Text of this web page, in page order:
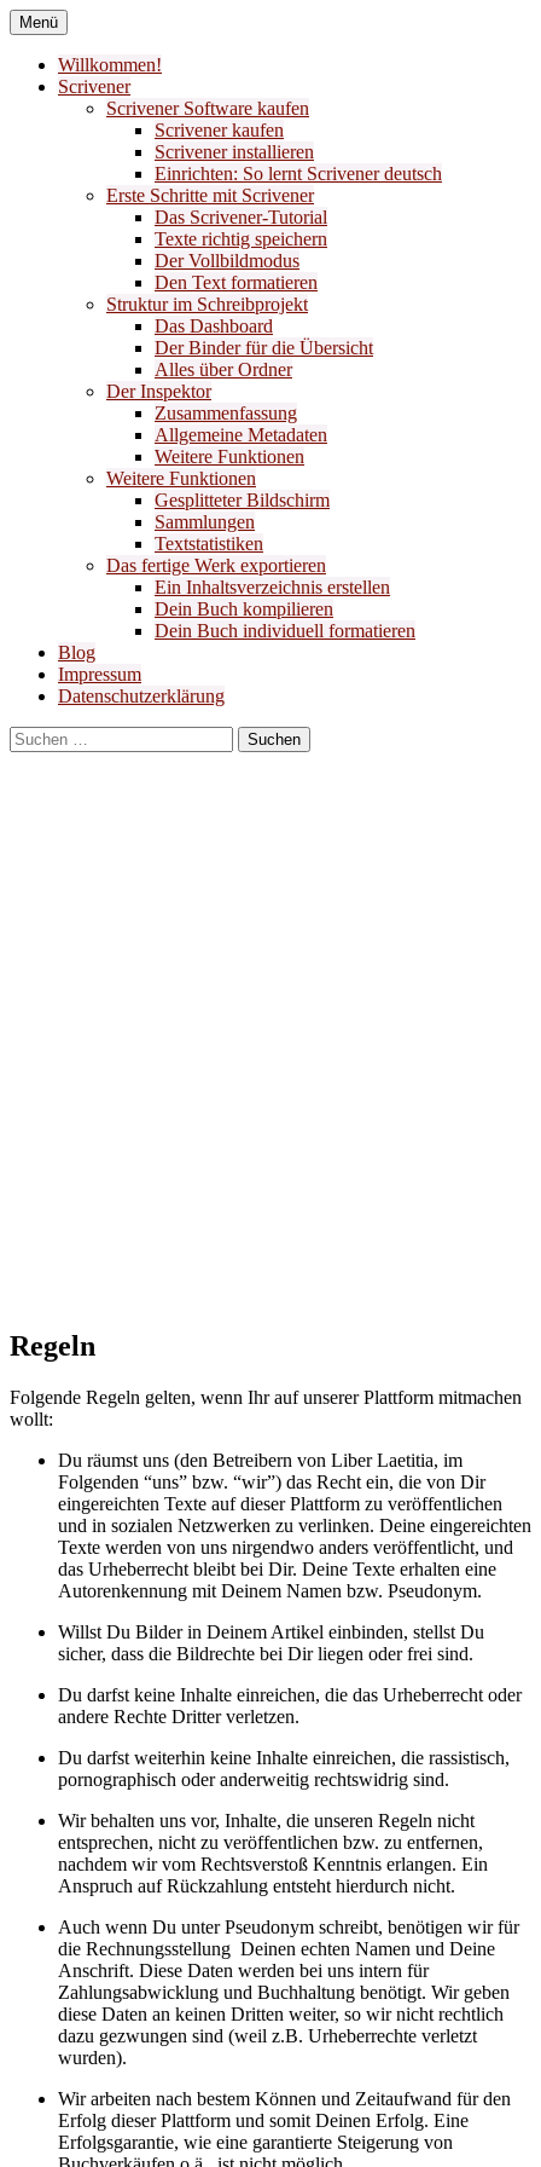
Zum
Inhalt
springen
Liber Laetitia
Buchempfehlungen
Menü
Willkommen!
Scrivener
Scrivener Software kaufen
Scrivener kaufen
Scrivener installieren
Einrichten: So lernt Scrivener deutsch
Erste Schritte mit Scrivener
Das Scrivener-Tutorial
Texte richtig speichern
Der Vollbildmodus
Den Text formatieren
Struktur im Schreibprojekt
Das Dashboard
Der Binder für die Übersicht
Alles über Ordner
Der Inspektor
Zusammenfassung
Allgemeine Metadaten
Weitere Funktionen
Weitere Funktionen
Gesplitteter Bildschirm
Sammlungen
Textstatistiken
Das fertige Werk exportieren
Ein Inhaltsverzeichnis erstellen
Dein Buch kompilieren
Dein Buch individuell formatieren
Blog
Impressum
Datenschutzerklärung
Suchen
nach:
Regeln
Folgende Regeln gelten, wenn Ihr auf unserer Plattform mitmachen
wollt:
Du räumst uns (den Betreibern von Liber Laetitia, im
Folgenden “uns” bzw. “wir”) das Recht ein, die von Dir
eingereichten Texte auf dieser Plattform zu veröffentlichen
und in sozialen Netzwerken zu verlinken. Deine eingereichten
Texte werden von uns nirgendwo anders veröffentlicht, und
das Urheberrecht bleibt bei Dir. Deine Texte erhalten eine
Autorenkennung mit Deinem Namen bzw. Pseudonym.
Willst Du Bilder in Deinem Artikel einbinden, stellst Du
sicher, dass die Bildrechte bei Dir liegen oder frei sind.
Du darfst keine Inhalte einreichen, die das Urheberrecht oder
andere Rechte Dritter verletzen.
Du darfst weiterhin keine Inhalte einreichen, die rassistisch,
pornographisch oder anderweitig rechtswidrig sind.
Wir behalten uns vor, Inhalte, die unseren Regeln nicht
entsprechen, nicht zu veröffentlichen bzw. zu entfernen,
nachdem wir vom Rechtsverstoß Kenntnis erlangen. Ein
Anspruch auf Rückzahlung entsteht hierdurch nicht.
Auch wenn Du unter Pseudonym schreibt, benötigen wir für
die Rechnungsstellung Deinen echten Namen und Deine
Anschrift. Diese Daten werden bei uns intern für
Zahlungsabwicklung und Buchhaltung benötigt. Wir geben
diese Daten an keinen Dritten weiter, so wir nicht rechtlich
dazu gezwungen sind (weil z.B. Urheberrechte verletzt
wurden).
Wir arbeiten nach bestem Können und Zeitaufwand für den
Erfolg dieser Plattform und somit Deinen Erfolg. Eine
Erfolgsgarantie, wie eine garantierte Steigerung von